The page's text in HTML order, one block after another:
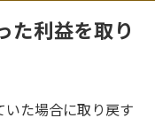
た利益を取り
た場合に取り戻す